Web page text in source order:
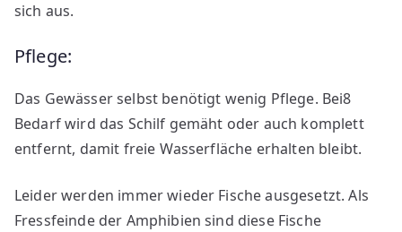
sich aus.
Pflege:
Das Gewässer selbst benötigt wenig Pflege. Bei8
Bedarf wird das Schilf gemäht oder auch komplett
entfernt, damit freie Wasserfläche erhalten bleibt.
Leider werden immer wieder Fische ausgesetzt. Als
Fressfeinde der Amphibien sind diese Fische